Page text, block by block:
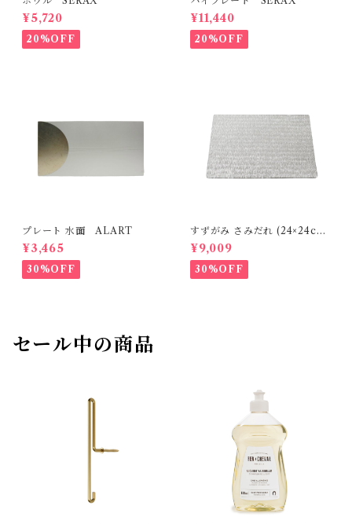
¥5,720
20%OFF
¥11,440
20%OFF
プレート 水面 ALART
¥3,465
30%OFF
すずがみ さみだれ (24×24cm)
syouryu
¥9,009
30%OFF
セール中の商品